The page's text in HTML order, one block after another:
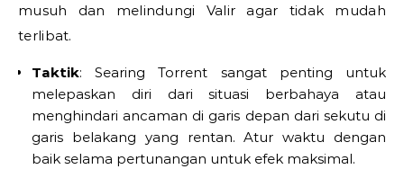
musuh dan melindungi Valir agar tidak mudah
terlibat.
Taktik: Searing Torrent sangat penting untuk
melepaskan diri dari situasi berbahaya atau
menghindari ancaman di garis depan dari sekutu di
garis belakang yang rentan. Atur waktu dengan
baik selama pertunangan untuk efek maksimal.